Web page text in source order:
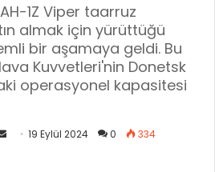
1Z Viper taarruz
almak için yürüttüğü
bir aşamaya geldi. Bu
Kuvvetleri'nin Donetsk
operasyonel kapasitesi
19 Eylül 2024 0
334